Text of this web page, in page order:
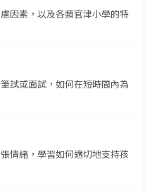
因素，以及各類官津小學的特
試或面試，如何在短時間內為
情緒，學習如何適切地支持孩